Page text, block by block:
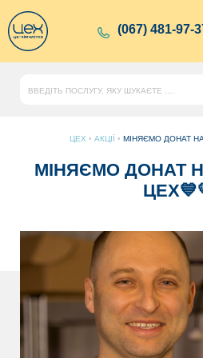
(067) 481-97-
ЦЕХ • АКЦІЇ • МІНЯЄМО ДОНАТ
МІНЯЄМО ДОНАТ